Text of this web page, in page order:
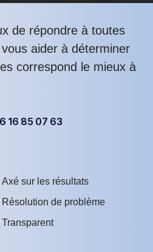
de répondre à toutes
aider à déterminer
correspond le mieux à
16 85 07 63
Axé sur les résultats
Résolution de problème
Transparent